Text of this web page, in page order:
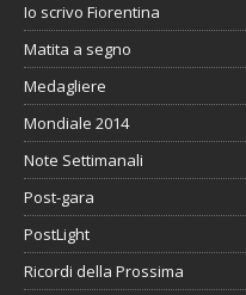
Io scrivo Fiorentina
Matita a segno
Medagliere
Mondiale 2014
Note Settimanali
Post-gara
PostLight
Ricordi della Prossima